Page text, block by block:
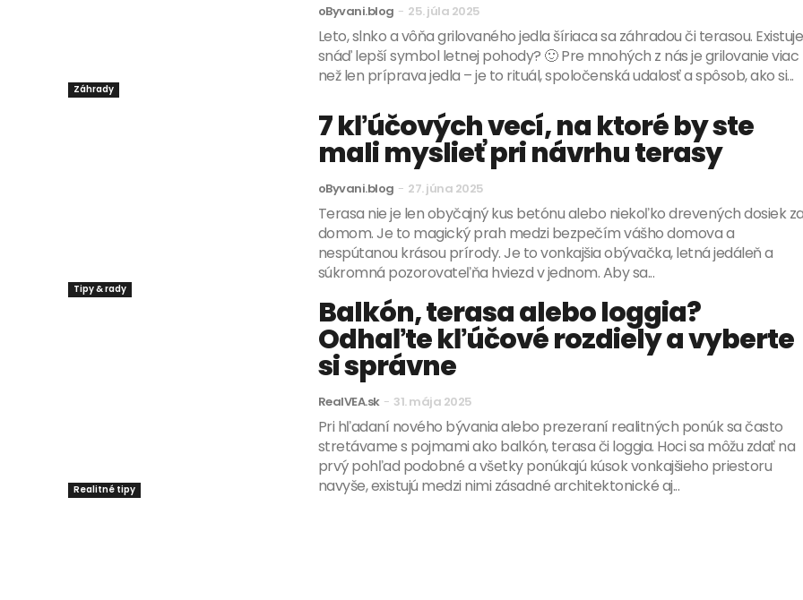
Záhrady
oByvani.blog - 25. júla 2025
Leto, slnko a vôňa grilovaného jedla šíriaca sa záhradou či terasou. Existuje
snáď lepší symbol letnej pohody? 🙂 Pre mnohých z nás je grilovanie viac
než len príprava jedla – je to rituál, spoločenská udalosť a spôsob, ako si...
Tipy & rady
7 kľúčových vecí, na ktoré by ste
mali myslieť pri návrhu terasy
oByvani.blog - 27. júna 2025
Terasa nie je len obyčajný kus betónu alebo niekoľko drevených dosiek
domom. Je to magický prah medzi bezpečím vášho domova a
nespútanou krásou prírody. Je to vonkajšia obývačka, letná jedáleň a
súkromná pozorovateľňa hviezd v jednom. Aby sa...
Realitné tipy
Balkón, terasa alebo loggia?
Odhaľte kľúčové rozdiely a vyberte
si správne
RealVEA.sk - 31. mája 2025
Pri hľadaní nového bývania alebo prezeraní realitných ponúk sa často
stretávame s pojmami ako balkón, terasa či loggia. Hoci sa môžu zdať na
prvý pohľad podobné a všetky ponúkajú kúsok vonkajšieho priestoru
navyše, existujú medzi nimi zásadné architektonické aj...